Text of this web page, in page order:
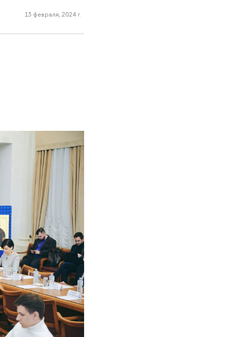
13 февраля, 2024 г.